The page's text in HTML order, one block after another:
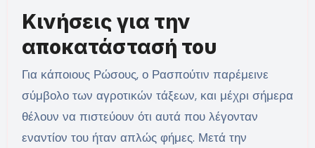
Κινήσεις για την
αποκατάστασή του
Για κάποιους Ρώσους, ο Ρασπούτιν παρέμεινε
σύμβολο των αγροτικών τάξεων, και μέχρι σήμερα
θέλουν να πιστεύουν ότι αυτά που λέγονταν
εναντίον του ήταν απλώς φήμες. Μετά την